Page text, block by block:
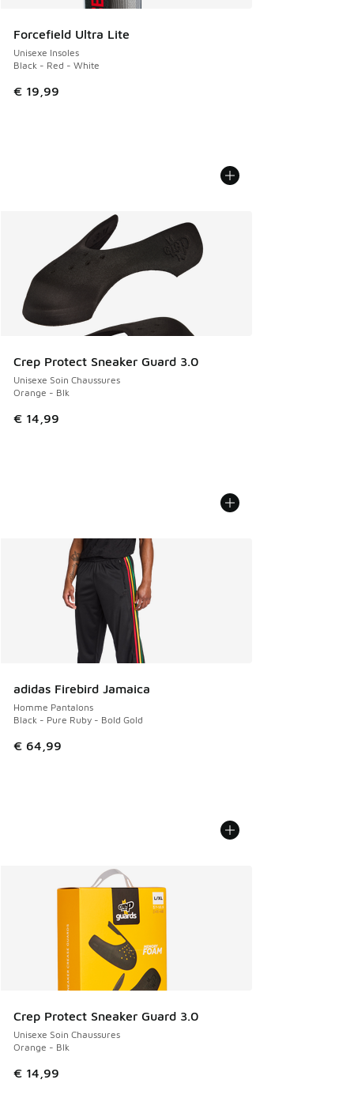
Forcefield Ultra Lite
Unisexe Insoles
Black - Red - White
€ 19,99
Crep Protect Sneaker Guard 3.0
Unisexe Soin Chaussures
Orange - Blk
€ 14,99
adidas Firebird Jamaica
Homme Pantalons
Black - Pure Ruby - Bold Gold
€ 64,99
Crep Protect Sneaker Guard 3.0
Unisexe Soin Chaussures
Orange - Blk
€ 14,99